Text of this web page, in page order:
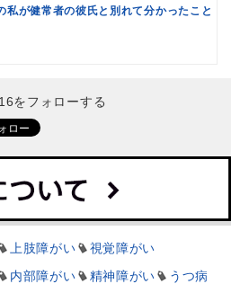
私が健常者の彼氏と別れて分かったこと
をフォローする
上肢障がい
視覚障がい
内部障がい 精神障がい
うつ病